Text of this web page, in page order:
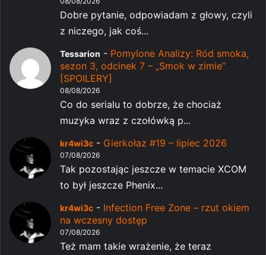
Dobre pytanie, odpowiadam z głowy, czyli
z niczego, jak coś...
Tessarion - Pomylone Analizy: Ród smoka,
sezon 3, odcinek 7 – „Smok w zimie”
[SPOILERY]
08/08/2026
Co do serialu to dobrze, że chociaż
muzyka wraz z czołówką p...
kr4wi3c - Gierkołaz #19 – lipiec 2026
07/08/2026
Tak pozostając jeszcze w temacie XCOM
to był jeszcze Phenix...
kr4wi3c - Infection Free Zone – rzut okiem
na wczesny dostęp
07/08/2026
Też mam takie wrażenie, że teraz